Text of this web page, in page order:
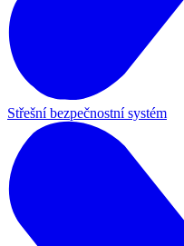
Střešní bezpečnostní systém